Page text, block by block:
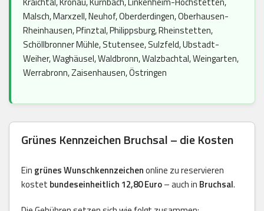
Malsch, Marxzell, Neuhof, Oberderdingen, Oberhausen-
Rheinhausen, Pfinztal, Philippsburg, Rheinstetten,
Schöllbronner Mühle, Stutensee, Sulzfeld, Ubstadt-
Weiher, Waghäusel, Waldbronn, Walzbachtal, Weingarten,
Werrabronn, Zaisenhausen, Östringen
Grünes Kennzeichen Bruchsal – die Kosten
Ein grünes Wunschkennzeichenonline zu reservieren
kostet bundeseinheitlich 12,80 Euro– auch in Bruchsal.